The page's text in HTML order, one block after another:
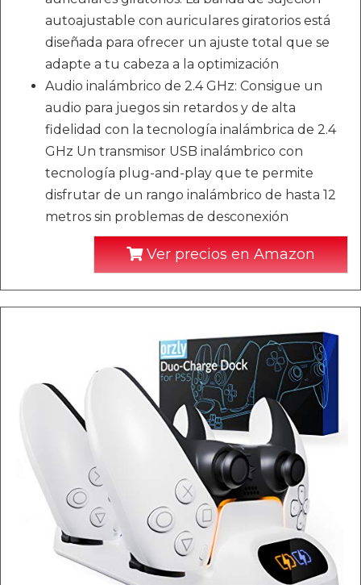
autoajustable con auriculares giratorios está
diseñada para ofrecer un ajuste total que se
adapte a tu cabeza a la optimización
Audio inalámbrico de 2.4 GHz: Consigue un
audio para juegos sin retardos y de alta
fidelidad con la tecnología inalámbrica de 2.4
GHz Un transmisor USB inalámbrico con
tecnología plug-and-play que te permite
disfrutar de un rango inalámbrico de hasta 12
metros sin problemas de desconexión
Ver precios en Amazon